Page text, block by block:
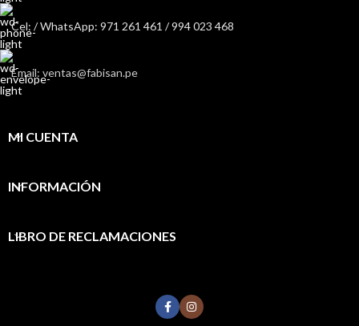
Cel: / WhatsApp: 971 261 461 / 994 023 468
Email: ventas@fabisan.pe
MI CUENTA
INFORMACIÓN
LIBRO DE RECLAMACIONES